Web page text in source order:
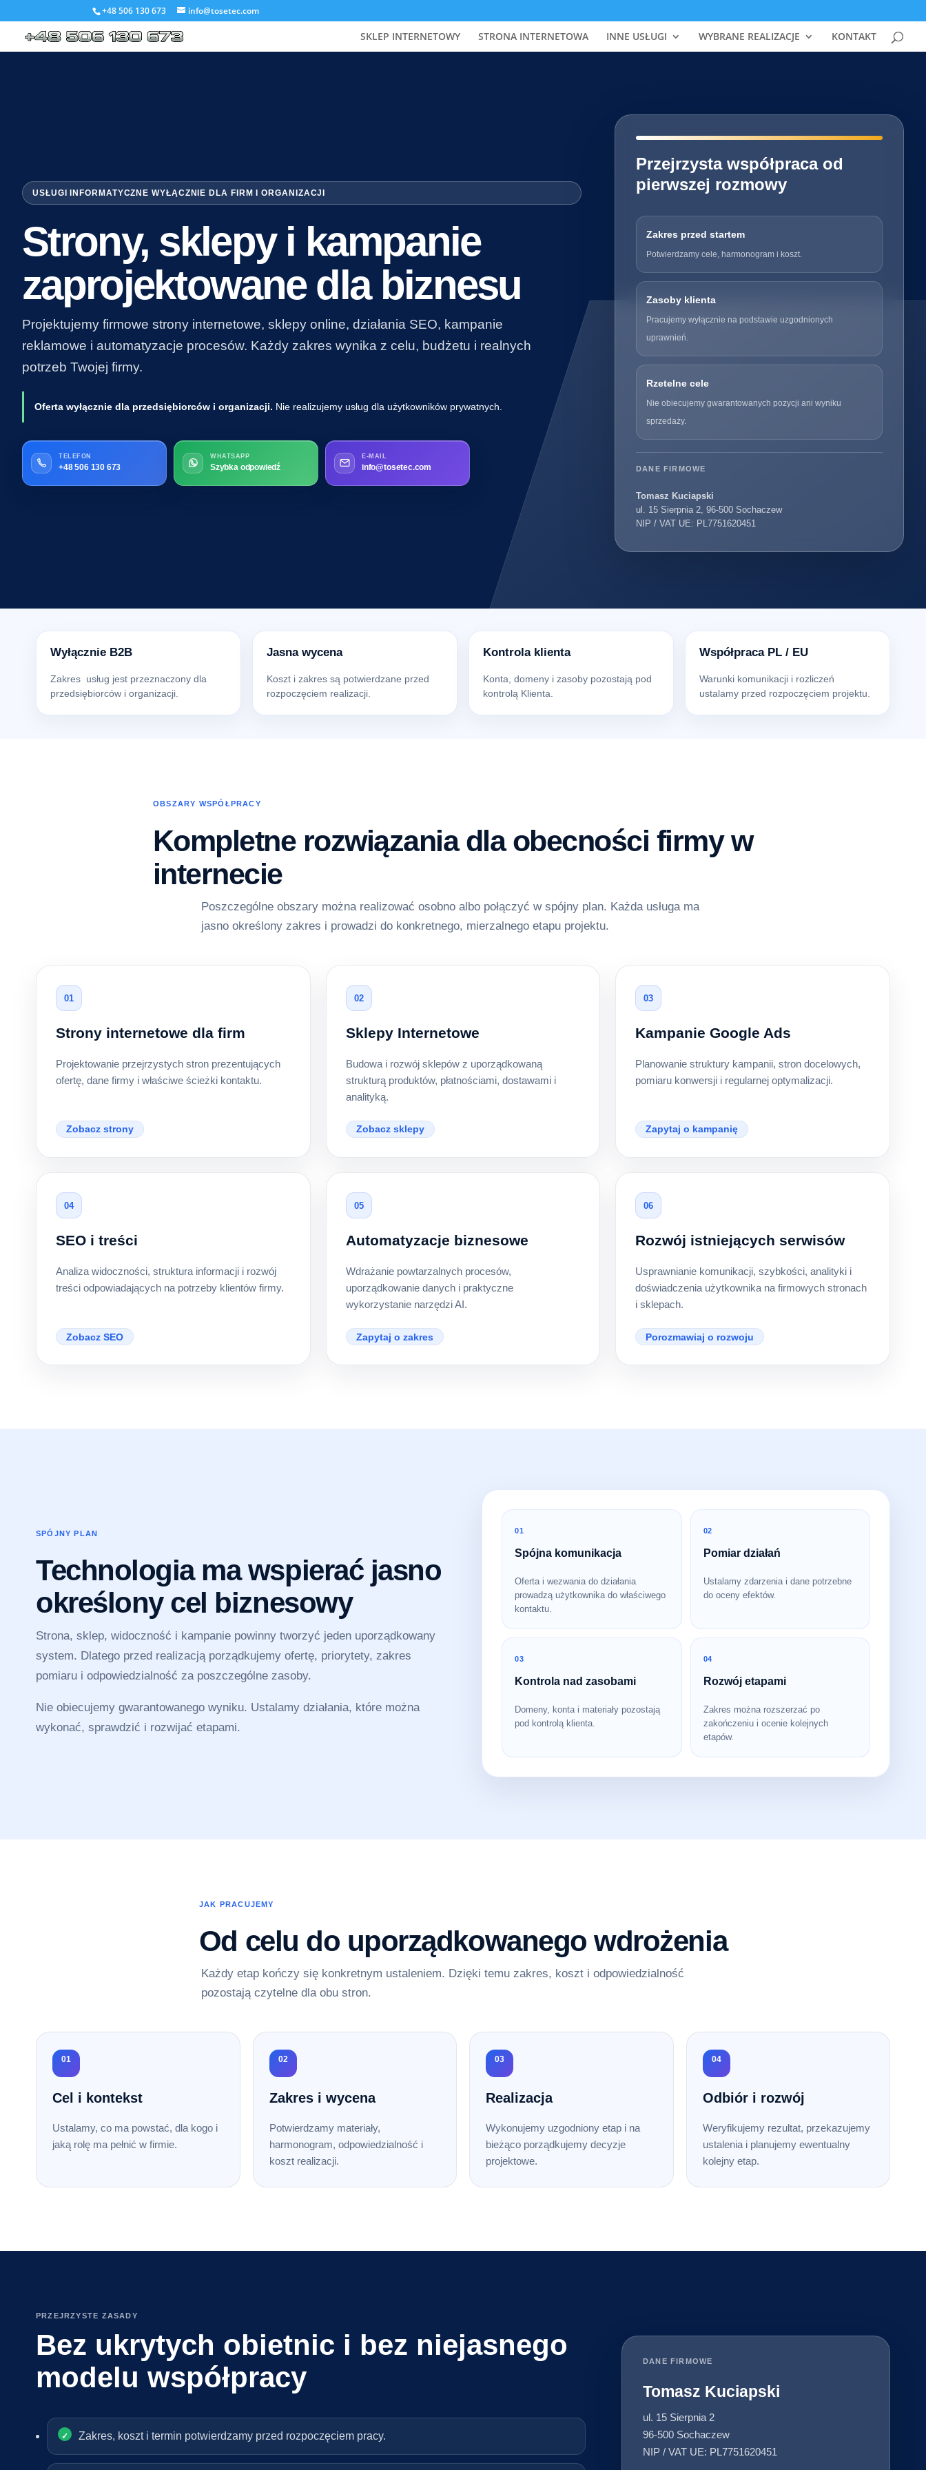
+48 506 130 673 info@tosetec.com
SKLEP INTERNETOWY STRONA INTERNETOWA INNE USŁUGI WYBRANE REALIZACJE KONTAKT
USŁUGI INFORMATYCZNE WYŁĄCZNIE DLA FIRM I ORGANIZACJI
Strony, sklepy i kampanie
zaprojektowane dla biznesu
Projektujemy firmowe strony internetowe, sklepy online, działania SEO, kampanie
reklamowe i automatyzacje procesów. Każdy zakres wynika z celu, budżetu i realnych
potrzeb Twojej firmy.
Oferta wyłącznie dla przedsiębiorców i organizacji. Nie realizujemy usług dla użytkowników prywatnych.
TELEFON
+48 506 130 673
WHATSAPP
Szybka odpowiedź
E-MAIL
info@tosetec.com
━━━━━━━━━━━━━━━━━━━━━━━━━━━━
Przejrzysta współpraca od
pierwszej rozmowy
Zakres przed startem
Potwierdzamy cele, harmonogram i koszt.
Zasoby klienta
Pracujemy wyłącznie na podstawie uzgodnionych
uprawnień.
Rzetelne cele
Nie obiecujemy gwarantowanych pozycji ani wyniku
sprzedaży.
DANE FIRMOWE
Tomasz Kuciapski
ul. 15 Sierpnia 2, 96-500 Sochaczew
NIP / VAT UE: PL7751620451
Wyłącznie B2B
Zakres usług jest przeznaczony dla
przedsiębiorców i organizacji.
Jasna wycena
Koszt i zakres są potwierdzane przed
rozpoczęciem realizacji.
Kontrola klienta
Konta, domeny i zasoby pozostają pod
kontrolą Klienta.
Współpraca PL / EU
Warunki komunikacji i rozliczeń
ustalamy przed rozpoczęciem projektu.
OBSZARY WSPÓŁPRACY
Kompletne rozwiązania dla obecności firmy w
internecie
Poszczególne obszary można realizować osobno albo połączyć w spójny plan. Każda usługa ma
jasno określony zakres i prowadzi do konkretnego, mierzalnego etapu projektu.
01
Strony internetowe dla firm
Projektowanie przejrzystych stron prezentujących
ofertę, dane firmy i właściwe ścieżki kontaktu.
Zobacz strony
02
Sklepy Internetowe
Budowa i rozwój sklepów z uporządkowaną
strukturą produktów, płatnościami, dostawami i
analityką.
Zobacz sklepy
03
Kampanie Google Ads
Planowanie struktury kampanii, stron docelowych,
pomiaru konwersji i regularnej optymalizacji.
Zapytaj o kampanię
04
SEO i treści
Analiza widoczności, struktura informacji i rozwój
treści odpowiadających na potrzeby klientów firmy.
Zobacz SEO
05
Automatyzacje biznesowe
Wdrażanie powtarzalnych procesów,
uporządkowanie danych i praktyczne
wykorzystanie narzędzi AI.
Zapytaj o zakres
06
Rozwój istniejących serwisów
Usprawnianie komunikacji, szybkości, analityki i
doświadczenia użytkownika na firmowych stronach
i sklepach.
Porozmawiaj o rozwoju
SPÓJNY PLAN
Technologia ma wspierać jasno
określony cel biznesowy
Strona, sklep, widoczność i kampanie powinny tworzyć jeden uporządkowany
system. Dlatego przed realizacją porządkujemy ofertę, priorytety, zakres
pomiaru i odpowiedzialność za poszczególne zasoby.
Nie obiecujemy gwarantowanego wyniku. Ustalamy działania, które można
wykonać, sprawdzić i rozwijać etapami.
01
Spójna komunikacja
Oferta i wezwania do działania
prowadzą użytkownika do właściwego
kontaktu.
02
Pomiar działań
Ustalamy zdarzenia i dane potrzebne
do oceny efektów.
03
Kontrola nad zasobami
Domeny, konta i materiały pozostają
pod kontrolą klienta.
04
Rozwój etapami
Zakres można rozszerzać po
zakończeniu i ocenie kolejnych
etapów.
JAK PRACUJEMY
Od celu do uporządkowanego wdrożenia
Każdy etap kończy się konkretnym ustaleniem. Dzięki temu zakres, koszt i odpowiedzialność
pozostają czytelne dla obu stron.
01
Cel i kontekst
Ustalamy, co ma powstać, dla kogo i
jaką rolę ma pełnić w firmie.
02
Zakres i wycena
Potwierdzamy materiały,
harmonogram, odpowiedzialność i
koszt realizacji.
03
Realizacja
Wykonujemy uzgodniony etap i na
bieżąco porządkujemy decyzje
projektowe.
04
Odbiór i rozwój
Weryfikujemy rezultat, przekazujemy
ustalenia i planujemy ewentualny
kolejny etap.
PRZEJRZYSTE ZASADY
Bez ukrytych obietnic i bez niejasnego
modelu współpracy
Zakres, koszt i termin potwierdzamy przed rozpoczęciem pracy.
DANE FIRMOWE
Tomasz Kuciapski
ul. 15 Sierpnia 2
96-500 Sochaczew
NIP / VAT UE: PL7751620451